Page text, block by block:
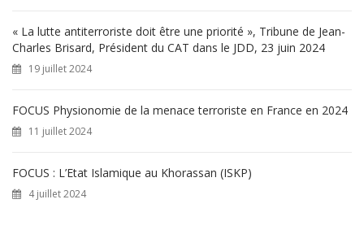
« La lutte antiterroriste doit être une priorité », Tribune de Jean-
Charles Brisard, Président du CAT dans le JDD, 23 juin 2024
19 juillet 2024
FOCUS Physionomie de la menace terroriste en France en 2024
11 juillet 2024
FOCUS : L’Etat Islamique au Khorassan (ISKP)
4 juillet 2024